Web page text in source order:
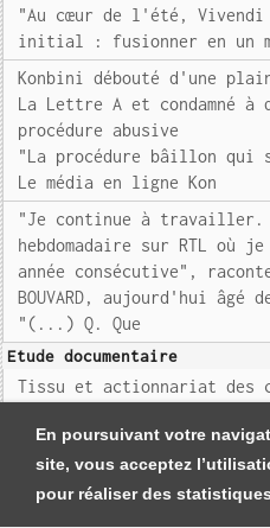
En poursuivant votre
site, vous acceptez
pour réaliser des
"Au cœur de l'été, Vivendi
initial : fusionner en un
Konbini débouté d'une
La Lettre A et condamné à
procédure abusive
"La procédure bâillon
Le média en ligne Kon
"Je continue à travailler.
hebdomadaire sur RTL où
année consécutive",
BOUVARD, aujourd'hui âgé
"(...) Q. Que
Etude documentaire
Tissu et actionnariat des